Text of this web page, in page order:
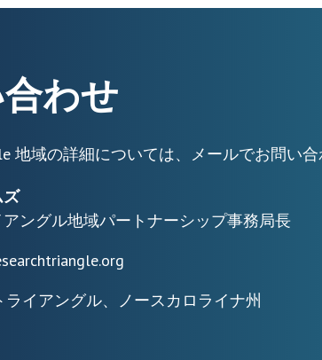
わせ
地域の詳細については、メールでお問い合
ズ
アングル地域パートナーシップ事務局長
ライアングル、ノースカロライナ州